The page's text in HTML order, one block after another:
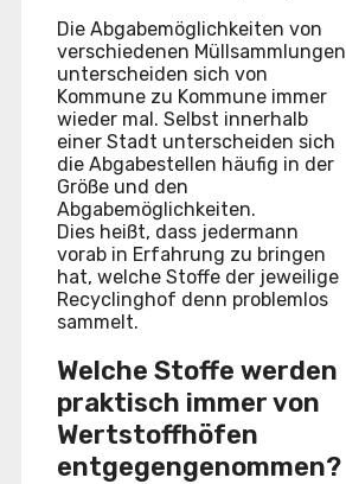
Die Abgabemöglichkeiten von
verschiedenen Müllsammlungen
unterscheiden sich von
Kommune zu Kommune immer
wieder mal. Selbst innerhalb
einer Stadt unterscheiden sich
die Abgabestellen häufig in der
Größe und den
Abgabemöglichkeiten.
Dies heißt, dass jedermann
vorab in Erfahrung zu bringen
hat, welche Stoffe der jeweilige
Recyclinghof denn problemlos
sammelt.
Welche Stoffe werden
praktisch immer von
Wertstoffhöfen
entgegengenommen?